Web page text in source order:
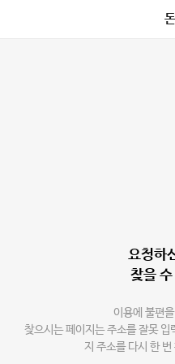
요청하
찾을
이용에 불편
찾으시는 페이지는 주소를 잘못 입
지 주소를 다시 한